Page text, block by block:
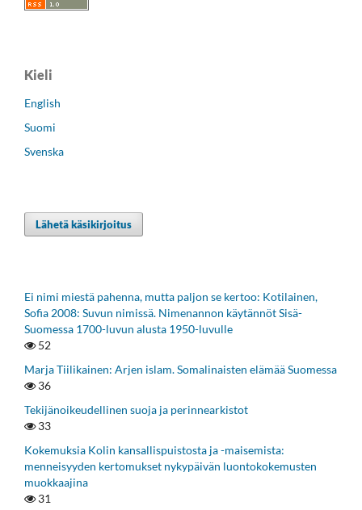
Kieli
English
Suomi
Svenska
Lähetä käsikirjoitus
Ei nimi miestä pahenna, mutta paljon se kertoo: Kotilainen,
Sofia 2008: Suvun nimissä. Nimenannon käytännöt Sisä-
Suomessa 1700-luvun alusta 1950-luvulle
52
Marja Tiilikainen: Arjen islam. Somalinaisten elämää Suomessa
36
Tekijänoikeudellinen suoja ja perinnearkistot
33
Kokemuksia Kolin kansallispuistosta ja -maisemista:
menneisyyden kertomukset nykypäivän luontokokemusten
muokkaajina
31